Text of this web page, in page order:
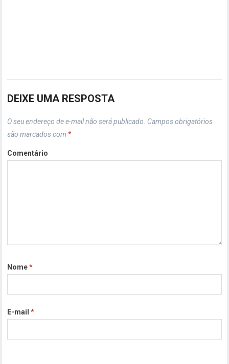
DEIXE UMA RESPOSTA
O seu endereço de e-mail não será publicado. Campos obrigatórios
são marcados com *
Comentário
Nome*
E-mail*